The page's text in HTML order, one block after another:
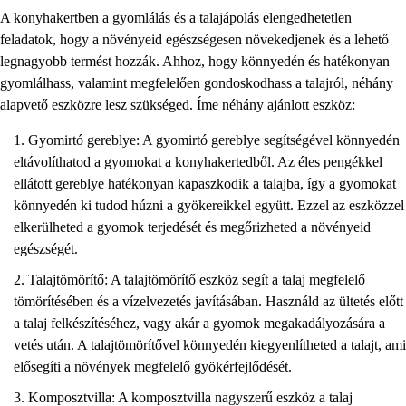
A konyhakertben a gyomlálás és a talajápolás elengedhetetlen
feladatok, hogy a növényeid egészségesen növekedjenek és a lehető
legnagyobb termést hozzák. Ahhoz, hogy könnyedén és hatékonyan
gyomlálhass, valamint megfelelően gondoskodhass a talajról, néhány
alapvető eszközre lesz szükséged. Íme néhány ajánlott eszköz:
Gyomirtó gereblye: A gyomirtó gereblye segítségével könnyedén
eltávolíthatod a gyomokat a konyhakertedből. Az éles pengékkel
ellátott gereblye hatékonyan kapaszkodik a talajba, így a gyomokat
könnyedén ki tudod húzni a gyökereikkel együtt. Ezzel az eszközzel
elkerülheted a gyomok terjedését és megőrizheted a növényeid
egészségét.
Talajtömörítő: A talajtömörítő eszköz segít a talaj megfelelő
tömörítésében és a vízelvezetés javításában. Használd az ültetés előtt
a talaj felkészítéséhez, vagy akár a gyomok megakadályozására a
vetés után. A talajtömörítővel könnyedén kiegyenlítheted a talajt, ami
elősegíti a növények megfelelő gyökérfejlődését.
Komposztvilla: A komposztvilla nagyszerű eszköz a talaj